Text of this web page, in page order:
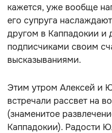
кажется, уже вообще
его супруга
другом в Каппадокии и
подписчиками своим
высказываниями.
Этим утром Алексей и
встречали рассвет на
(знаменитое
Каппадокии). Радости